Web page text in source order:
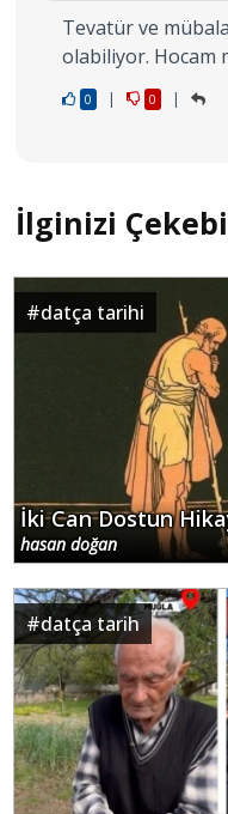
Tevatür ve
olabiliyor. Hocam
0 | 0 |
İlginizi
#datça tarihi
İki Can Dostun
hasan doğan
#datça tarih